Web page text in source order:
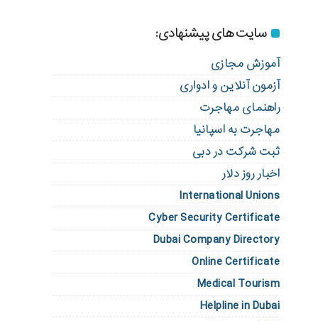
سایت های پیشنهادی:
آموزش مجازی
آزمون آنلاین و ادواری
راهنمای مهاجرت
مهاجرت به اسپانیا
ثبت شرکت در دبی
اخبار روز دلار
International Unions
Cyber Security Certificate
Dubai Company Directory
Online Certificate
Medical Tourism
Helpline in Dubai